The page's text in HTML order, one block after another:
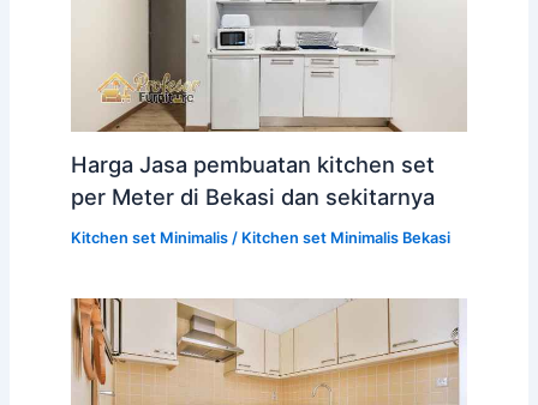
Harga Jasa pembuatan kitchen set
per Meter di Bekasi dan sekitarnya
Kitchen set Minimalis/ Kitchen set Minimalis Bekasi